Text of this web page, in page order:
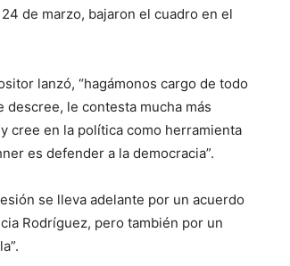
de marzo, bajaron el cuadro en el
lanzó, “hagámonos cargo de todo
descree, le contesta mucha más
cree en la política como herramienta
es defender a la democracia”.
se lleva adelante por un acuerdo
Rodríguez, pero también por un